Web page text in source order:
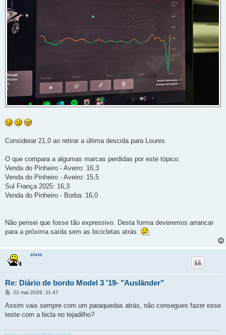
Considerar 21,0 ao retirar a última descida para Loures.
O que compara a algumas marcas perdidas por este tópico:
Venda do Pinheiro - Aveiro: 16,3
Venda do Pinheiro - Aveiro: 15,5
Sul França 2025: 16,3
Venda do Pinheiro - Borba: 16,0
Não pensei que fosse tão expressivo. Desta forma deveremos arrancar
para a próxima saída sem as bicicletas atrás.
civic
Re: Diário de bordo Model 3 '19- "Ausländer"
M
n
a
22 mai 2026, 11:47
Assim vais sempre com um paraquedas atrás, não consegues fazer esse
teste com a bicla no tejadilho?